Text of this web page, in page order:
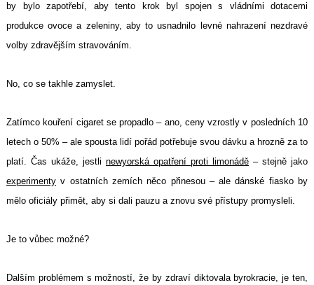
by bylo zapotřebí, aby tento krok byl spojen s vládními dotacemi
produkce ovoce a zeleniny, aby to usnadnilo levné nahrazení nezdravé
volby zdravějším stravováním.
No, co se takhle zamyslet.
Zatímco kouření cigaret se propadlo – ano, ceny vzrostly v posledních 10
letech o 50% – ale spousta lidí pořád potřebuje svou dávku a hrozně za to
platí. Čas ukáže, jestli newyorská opatření proti limonádě – stejně jako
experimenty v ostatních zemích něco přinesou – ale dánské fiasko by
mělo oficiály přimět, aby si dali pauzu a znovu své přístupy promysleli.
Je to vůbec možné?
Dalším problémem s možností, že by zdraví diktovala byrokracie, je ten,